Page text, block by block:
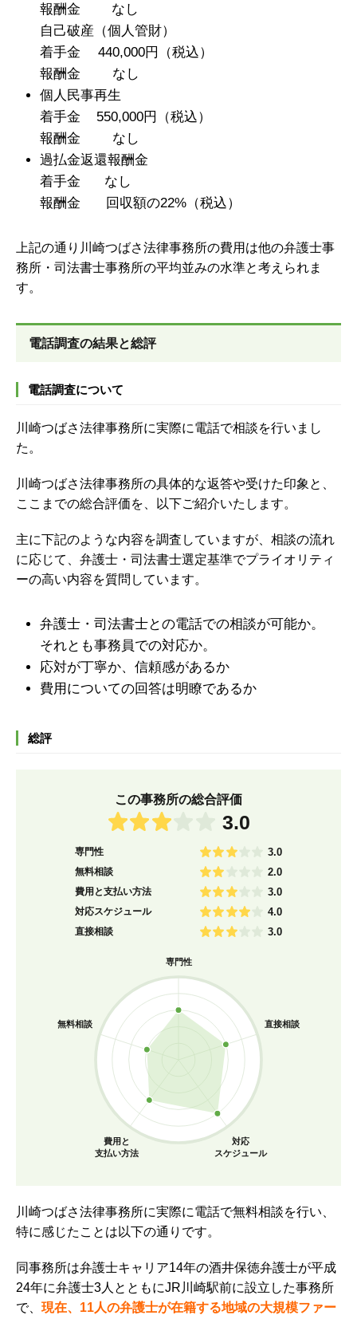
報酬金 なし
自己破産（個人管財）
着手金 440,000円（税込）
報酬金 なし
個人民事再生
着手金 550,000円（税込）
報酬金 なし
過払金返還報酬金
着手金 なし
報酬金 回収額の22%（税込）
上記の通り川崎つばさ法律事務所の費用は他の弁護士事
務所・司法書士事務所の平均並みの水準と考えられま
す。
電話調査の結果と総評
電話調査について
川崎つばさ法律事務所に実際に電話で相談を行いまし
た。
川崎つばさ法律事務所の具体的な返答や受けた印象と、
ここまでの総合評価を、以下ご紹介いたします。
主に下記のような内容を調査していますが、 相談の流れ
に応じて、弁護士・司法書士選定基準でプライオリティ
ーの高い内容を質問しています。
弁護士・司法書士との電話での相談が可能か。
それとも事務員での対応か。
応対が丁寧か、信頼感があるか
費用についての回答は明瞭であるか
総評
この事務所の総合評価
3.0
専門性 3.0
無料相談 2.0
費用と支払い方法 3.0
対応スケジュール 4.0
直接相談 3.0
専門性
直接相談
対応
スケジュール
費用と
支払い方法
無料相談
川崎つばさ法律事務所に実際に電話で無料相談を行い、
特に感じたことは以下の通りです。
同事務所は弁護士キャリア14年の酒井保徳弁護士が平成
24年に弁護士3人とともにJR川崎駅前に設立した事務所
で、 現在、11人の弁護士が在籍する地域の大規模ファー